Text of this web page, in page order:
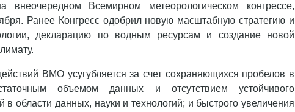
Всемирном метеорологическом конгрессе,
Ранее Конгресс одобрил новую масштабную стратегию и
декларацию по водным ресурсам и создание новой
ВМО усугубляется за счет сохраняющихся пробелов в
объемом данных и отсутствием устойчивого
области данных, науки и технологий; и быстрого увеличения